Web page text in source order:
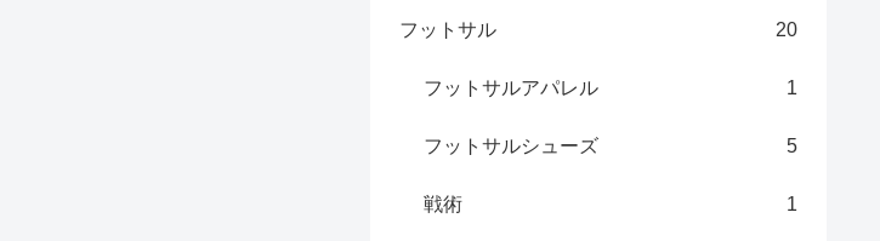
フットサル 20
フットサルアパレル 1
フットサルシューズ 5
戦術 1